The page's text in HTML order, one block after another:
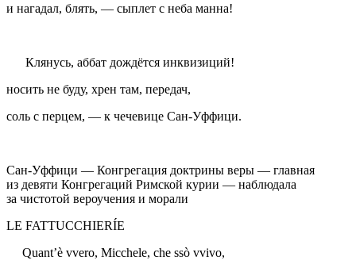
и нагадал, блять, — сыплет с неба манна!
Клянусь, аббат дождётся инквизиций!
носить не буду, хрен там, передач,
соль с перцем, — к чечевице Сан-Уффици.
Сан-Уффици — Конгрегация доктрины веры — главная
из девяти Конгрегаций Римской курии — наблюдала
за чистотой вероучения и морали
LE FATTUCCHIERÍE
Quant’è vvero, Micchele, che ssò vvivo,